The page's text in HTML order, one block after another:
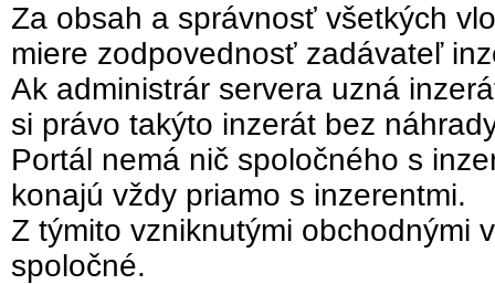
Za obsah a správnosť všetkých
miere zodpovednosť zadávateľ
Ak administrár servera uzná
si právo takýto inzerát bez
Portál nemá nič spoločného s
konajú vždy priamo s inzerentmi.
Z týmito vzniknutými obchodnými
spoločné.